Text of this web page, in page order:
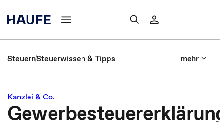
SteuernSteuerwissen & Tipps mehr
Kanzlei & Co.